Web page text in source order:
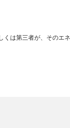
は第三者が、そのエ